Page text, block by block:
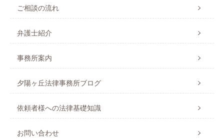
ご相談の流れ
弁護士紹介
事務所案内
夕陽ヶ丘法律事務所ブログ
依頼者様への法律基礎知識
お問い合わせ